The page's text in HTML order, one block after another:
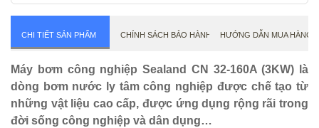
CHI TIẾT SẢN PHẨM CHÍNH SÁCH BẢO HÀNH HƯỚNG DẪN MUA HÀNG
Máy bơm công nghiệp Sealand CN 32-160A (3KW) là
dòng bơm nước ly tâm công nghiệp được chế tạo từ
những vật liệu cao cấp, được ứng dụng rộng rãi trong
đời sống công nghiệp và dân dụng…